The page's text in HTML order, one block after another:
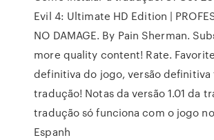
Evil 4: Ultimate HD Edition |
NO DAMAGE. By Pain Sherman.
more quality content! Rate.
definitiva do jogo, versão definitiva
tradução! Notas da versão 1.01 da
tradução só funciona com o jogo
Espanh